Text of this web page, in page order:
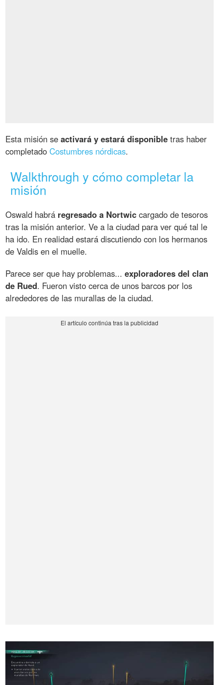
Esta misión seactivará y estará disponible tras haber
completadoCostumbres nórdicas.
Walkthrough y cómo completar la
misión
Oswald habrá regresado a Nortwic cargado de tesoros
tras la misión anterior. Ve a la ciudad para ver qué tal le
ha ido. En realidad estará discutiendo con los hermanos
de Valdis en el muelle.
Parece ser que hay problemas...exploradores del clan
de Rued. Fueron visto cerca de unos barcos por los
alrededores de las murallas de la ciudad.